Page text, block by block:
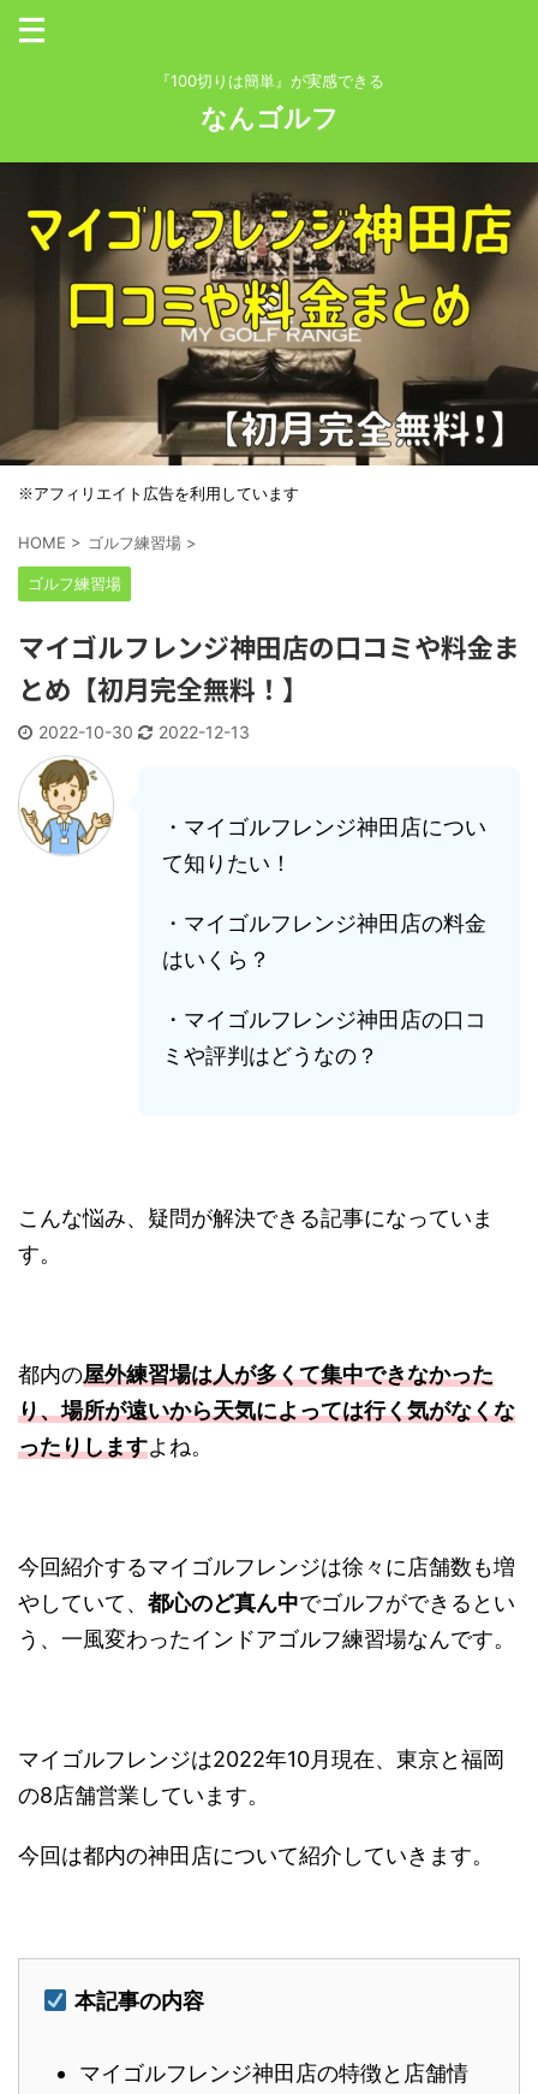
『100切りは簡単』が実感できる
なんゴルフ
※アフィリエイト広告を利用しています
HOME > ゴルフ練習場 >
ゴルフ練習場
マイゴルフレンジ神田店の口コミや料金ま
とめ【初月完全無料！】
2022-10-30 2022-12-13
・マイゴルフレンジ神田店につい
て知りたい！
・マイゴルフレンジ神田店の料金
はいくら？
・マイゴルフレンジ神田店の口コ
ミや評判はどうなの？
こんな悩み、疑問が解決できる記事になっていま
す。
都内の屋外練習場は人が多くて集中できなかった
り、場所が遠いから天気によっては行く気がなくな
ったりしますよね。
今回紹介するマイゴルフレンジは徐々に店舗数も増
やしていて、 都心のど真ん中でゴルフができるとい
う、一風変わったインドアゴルフ練習場なんです。
マイゴルフレンジは2022年10月現在、東京と福岡
の8店舗営業しています。
今回は都内の神田店について紹介していきます。
本記事の内容
マイゴルフレンジ神田店の特徴と店舗情